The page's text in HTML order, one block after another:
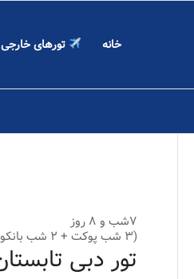
خانه تورهای خارجی
۷شب و ۸ روز
(۳ شب پوکت + ۲ شب بانکوک +۲ کرابی)
تور دبی تابستان